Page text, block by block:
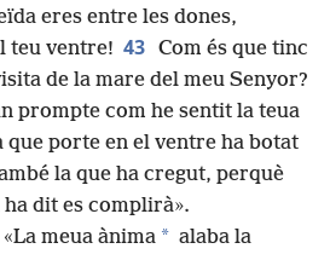
eres entre les dones,
teu ventre! 43 Com és que tinc
de la mare del meu Senyor?
prompte com he sentit la teua
porte en el ventre ha botat
la que ha cregut, perquè
dit es complirà».
meua ànima * alaba la